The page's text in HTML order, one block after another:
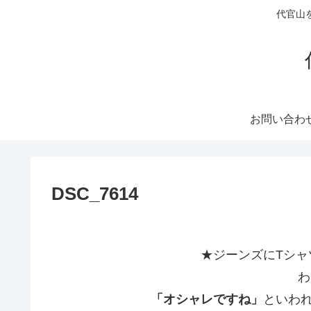
代官山
お問い合わ
DSC_7614
★ジーンズにTシャ
「オシャレですね」
といわ